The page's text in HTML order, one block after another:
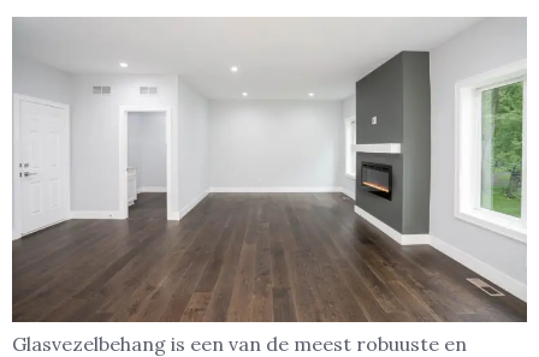
Glasvezelbehang is een van de meest robuuste en